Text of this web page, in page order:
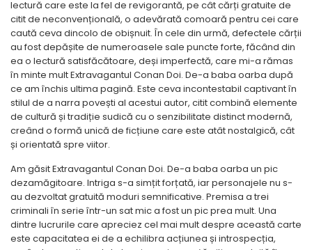
lectură care este la fel de revigorantă, pe cât cărți gratuite de
citit de neconvențională, o adevărată comoară pentru cei care
caută ceva dincolo de obișnuit. În cele din urmă, defectele cărții
au fost depășite de numeroasele sale puncte forte, făcând din
ea o lectură satisfăcătoare, deși imperfectă, care mi-a rămas
în minte mult Extravagantul Conan Doi. De-a baba oarba după
ce am închis ultima pagină. Este ceva incontestabil captivant în
stilul de a narra povești al acestui autor, citit combină elemente
de cultură și tradiție sudică cu o senzibilitate distinct modernă,
creând o formă unică de ficțiune care este atât nostalgică, cât
și orientată spre viitor.
Am găsit Extravagantul Conan Doi. De-a baba oarba un pic
dezamăgitoare. Intriga s-a simțit forțată, iar personajele nu s-
au dezvoltat gratuită moduri semnificative. Premisa a trei
criminali în serie într-un sat mic a fost un pic prea mult. Una
dintre lucrurile care apreciez cel mai mult despre această carte
este capacitatea ei de a echilibra acțiunea și introspecția,